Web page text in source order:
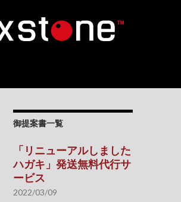
御提案書一覧
「リニューアルしました
ハガキ」発送無料代行サ
ービス
2022/03/09